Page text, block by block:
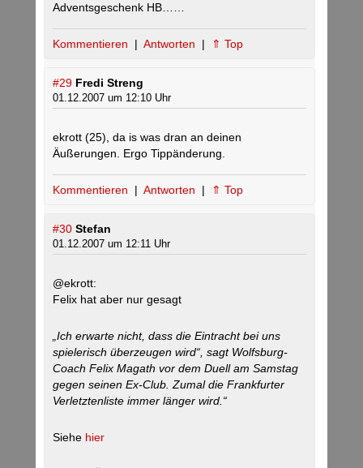
Adventsgeschenk HB……
Kommentieren | Antworten | ⇑ Top
#29 Fredi Streng
01.12.2007 um 12:10 Uhr
ekrott (25), da is was dran an deinen
Äußerungen. Ergo Tippänderung.
Kommentieren | Antworten | ⇑ Top
#30 Stefan
01.12.2007 um 12:11 Uhr
@ekrott:
Felix hat aber nur gesagt
„Ich erwarte nicht, dass die Eintracht bei uns
spielerisch überzeugen wird“, sagt Wolfsburg-
Coach Felix Magath vor dem Duell am Samstag
gegen seinen Ex-Club. Zumal die Frankfurter
Verletztenliste immer länger wird.“
Siehe hier